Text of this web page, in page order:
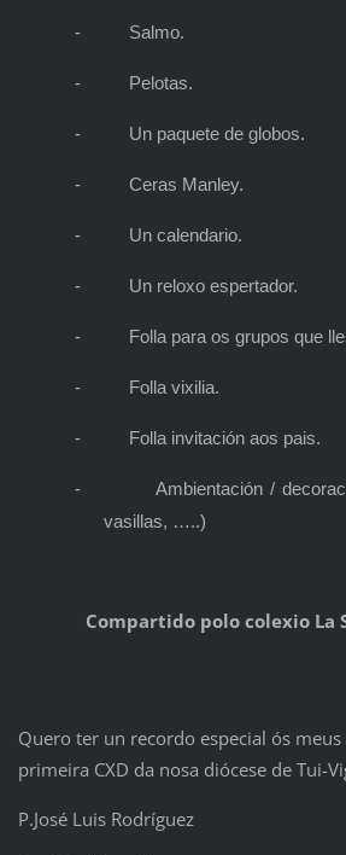
- Salmo.
- Pelotas.
- Un paquete de globos.
- Ceras Manley.
- Un calendario.
- Un reloxo espertador.
- Folla para os grupos que
- Folla vixilia.
- Folla invitación aos pais.
-
Ambientación /
vasillas, …..)
Compartido polo colexio La
Quero ter un recordo especial ós
primeira CXD da nosa diócese de Tui-
P.José Luis Rodríguez